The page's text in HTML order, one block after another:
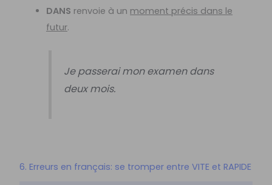
DANS renvoie à un moment précis dans le
futur.
Je passerai mon examen dans
deux mois.
6. Erreurs en français: se tromper entre VITE et RAPIDE